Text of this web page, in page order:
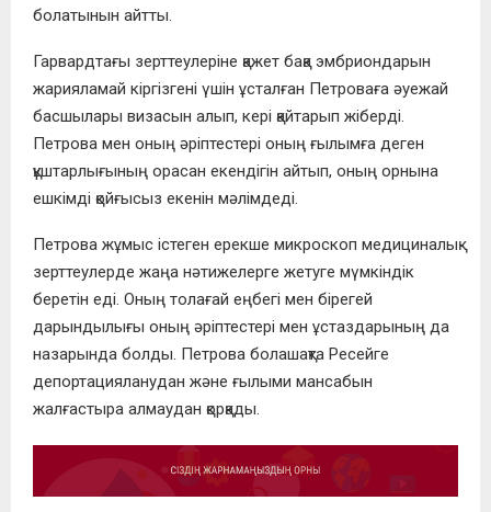
болатынын айтты.
Гарвардтағы зерттеулеріне қажет бақа эмбриондарын
жарияламай кіргізгені үшін ұсталған Петроваға әуежай
басшылары визасын алып, кері қайтарып жіберді.
Петрова мен оның әріптестері оның ғылымға деген
құштарлығының орасан екендігін айтып, оның орнына
ешкімді қойғысыз екенін мәлімдеді.
Петрова жұмыс істеген ерекше микроскоп медициналық
зерттеулерде жаңа нәтижелерге жетуге мүмкіндік
беретін еді. Оның толағай еңбегі мен бірегей
дарындылығы оның әріптестері мен ұстаздарының да
назарында болды. Петрова болашақта Ресейге
депортацияланудан және ғылыми мансабын
жалғастыра алмаудан қорқады.